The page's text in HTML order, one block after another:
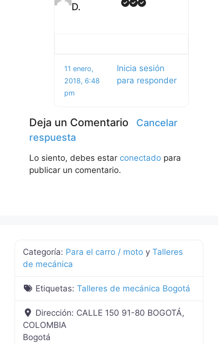
D.
11 enero,
2018, 6:48
pm
Inicia sesión
para responder
Deja un Comentario
Cancelar
respuesta
Lo siento, debes estar conectado para
publicar un comentario.
Categoría: Para el carro / moto y Talleres
de mecánica
Etiquetas:Talleres de mecánica Bogotá
Dirección: CALLE 150 91-80 BOGOTÁ,
COLOMBIA
Bogotá